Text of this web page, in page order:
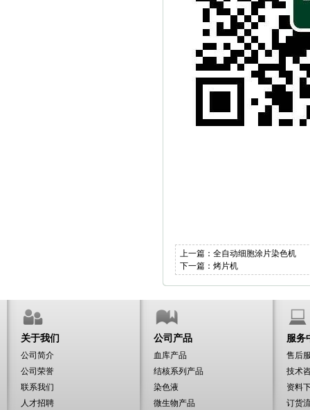
上一篇： 全自动细胞涂片染色机
下一篇： 烤片机
关于我们
公司简介
公司荣誉
联系我们
人才招聘
公司产品
血库产品
结核系列产品
染色液
微生物产品
服务
售后
技术
资料
订货